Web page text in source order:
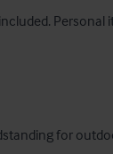
for